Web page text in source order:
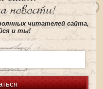
новости!
читателей сайта,
и ты!